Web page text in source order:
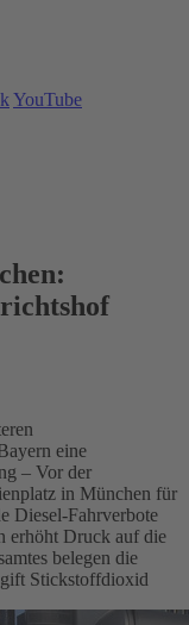
YouTube
eine
– Vor der
in München für
Diesel-Fahrverbote
erhöht Druck auf die
belegen die
Stickstoffdioxid